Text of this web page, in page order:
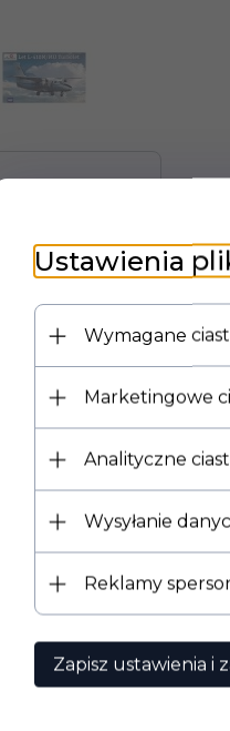
plastikowy model do
Ustawienia
Wymagane
Marketingowe
Analityczne
Wysyłanie
Reklamy
Zapisz ustawienia i